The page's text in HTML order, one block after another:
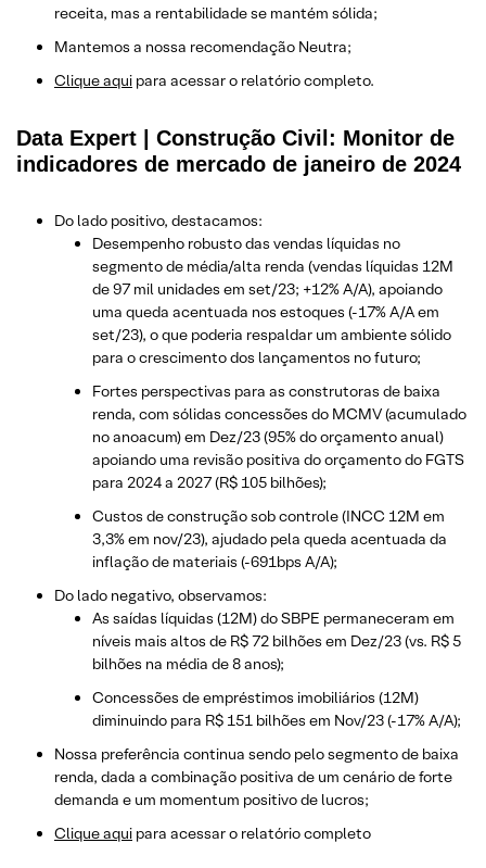
receita, mas a rentabilidade se mantém sólida;
Mantemos a nossa recomendação Neutra;
Clique aqui para acessar o relatório completo.
Data Expert | Construção Civil: Monitor de
indicadores de mercado de janeiro de 2024
Do lado positivo, destacamos:
Desempenho robusto das vendas líquidas no
segmento de média/alta renda (vendas líquidas 12M
de 97 mil unidades em set/23; +12% A/A), apoiando
uma queda acentuada nos estoques (-17% A/A em
set/23), o que poderia respaldar um ambiente sólido
para o crescimento dos lançamentos no futuro;
Fortes perspectivas para as construtoras de baixa
renda, com sólidas concessões do MCMV (acumulado
no anoacum) em Dez/23 (95% do orçamento anual)
apoiando uma revisão positiva do orçamento do FGTS
para 2024 a 2027 (R$ 105 bilhões);
Custos de construção sob controle (INCC 12M em
3,3% em nov/23), ajudado pela queda acentuada da
inflação de materiais (-691bps A/A);
Do lado negativo, observamos:
As saídas líquidas (12M) do SBPE permaneceram em
níveis mais altos de R$ 72 bilhões em Dez/23 (vs. R$ 5
bilhões na média de 8 anos);
Concessões de empréstimos imobiliários (12M)
diminuindo para R$ 151 bilhões em Nov/23 (-17% A/A);
Nossa preferência continua sendo pelo segmento de baixa
renda, dada a combinação positiva de um cenário de forte
demanda e um momentum positivo de lucros;
Clique aqui para acessar o relatório completo